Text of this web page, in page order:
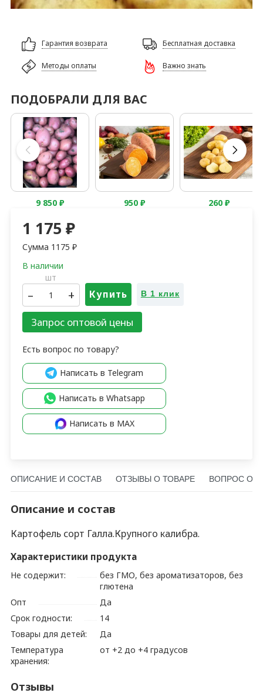
Гарантия возврата Бесплатная доставка
Методы оплаты Важно знать
ПОДОБРАЛИ ДЛЯ ВАС
9 850₽ 950₽ 260₽
1 175 ₽
Сумма 1175 ₽
шт
– + Купить В 1 клик
Запрос оптовой цены
Есть вопрос по товару?
Написать в Telegram
Написать в Whatsapp
Написать в MAX
ОПИСАНИЕ И СОСТАВ ОТЗЫВЫ О ТОВАРЕ ВОПРОС О
Описание и состав
Картофель сорт Галла.Крупного калибра.
Характеристики продукта
Не содержит:
без ГМО, без ароматизаторов, без
глютена
Опт
Да
Срок годности:
14
Товары для детей:
Да
Температура
хранения:
от +2 до +4 градусов
Отзывы